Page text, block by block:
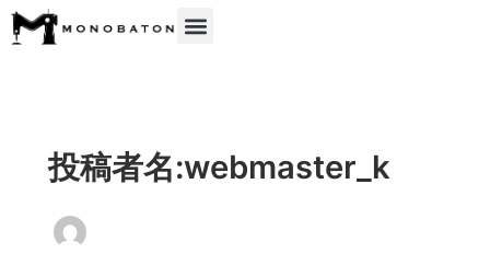
内
容
投稿者名:webmaster_k